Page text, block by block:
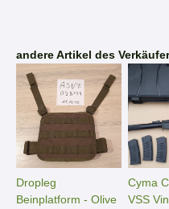
andere Artikel des
Dropleg
Beinplatform - Olive
Cyma
VSS